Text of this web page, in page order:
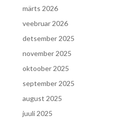
märts 2026
veebruar 2026
detsember 2025
november 2025
oktoober 2025
september 2025
august 2025
juuli 2025